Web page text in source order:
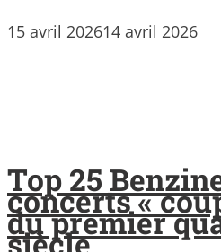
15 avril 202614 avril 2026
Top 25
concerts «
du premier
siècle